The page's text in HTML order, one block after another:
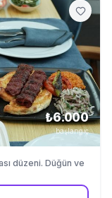
₺6.000
başlangıç
düzeni. Düğün ve